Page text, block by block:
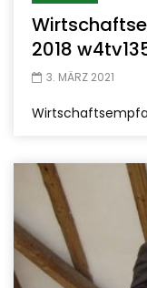
2018
3. MÄRZ 2021